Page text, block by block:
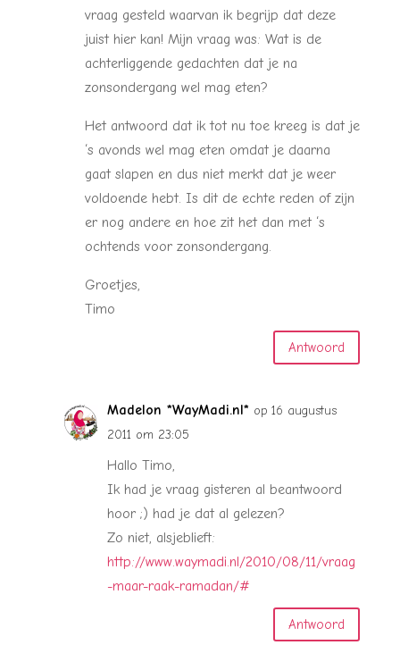
vraag gesteld waarvan ik begrijp dat deze
juist hier kan! Mijn vraag was: Wat is de
achterliggende gedachten dat je na
zonsondergang wel mag eten?
Het antwoord dat ik tot nu toe kreeg is dat je
‘s avonds wel mag eten omdat je daarna
gaat slapen en dus niet merkt dat je weer
voldoende hebt. Is dit de echte reden of zijn
er nog andere en hoe zit het dan met ‘s
ochtends voor zonsondergang.
Groetjes,
Timo
Antwoord
Madelon *WayMadi.nl* op 16 augustus
2011 om 23:05
Hallo Timo,
Ik had je vraag gisteren al beantwoord
hoor ;) had je dat al gelezen?
Zo niet, alsjeblieft:
http://www.waymadi.nl/2010/08/11/vraag
-maar-raak-ramadan/#
Antwoord